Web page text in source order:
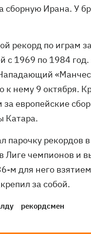
сборную Ирана. У
рекорд по играм
1969 по 1984 год.
к нему 9 октября.
европейские
Катара.
парочку рекордов
Лиге чемпионов и
м для него
за собой.
рекордсмен